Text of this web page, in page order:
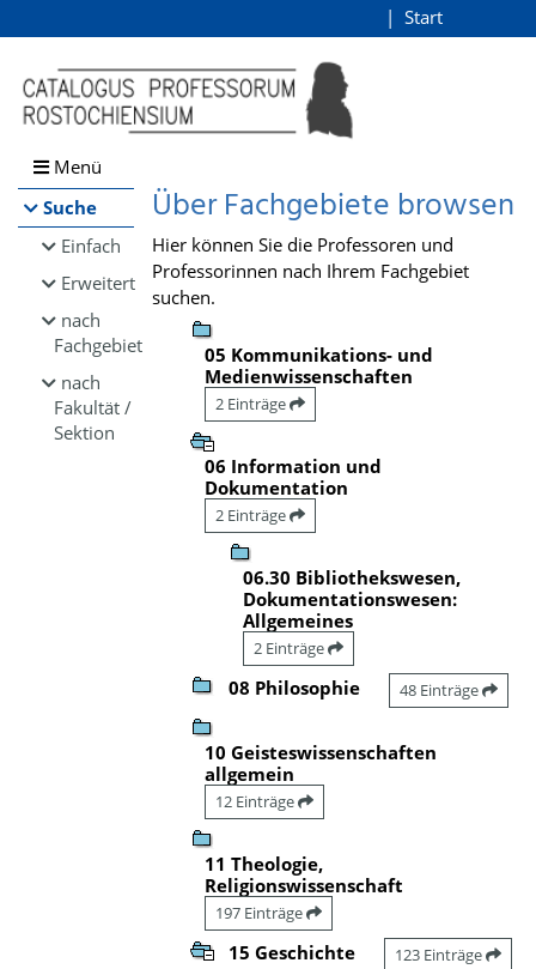
Browsen
direkt zum Inhalt
Start
Menü
Suche
Einfach
Erweitert
nach
Fachgebiet
nach
Fakultät /
Sektion
Über Fachgebiete browsen
Hier können Sie die Professoren und
Professorinnen nach Ihrem Fachgebiet
suchen.
05 Kommunikations- und
Medienwissenschaften
2 Einträge
06 Information und
Dokumentation
2 Einträge
06.30 Bibliothekswesen,
Dokumentationswesen:
Allgemeines
2 Einträge
08 Philosophie 48 Einträge
10 Geisteswissenschaften
allgemein
12 Einträge
11 Theologie,
Religionswissenschaft
197 Einträge
15 Geschichte 123 Einträge